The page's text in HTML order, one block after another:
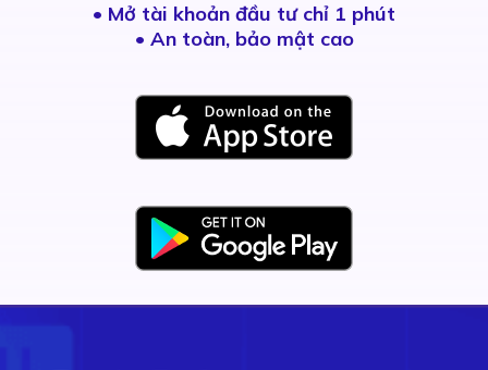
• Mở tài khoản đầu tư chỉ 1 phút
• An toàn, bảo mật cao